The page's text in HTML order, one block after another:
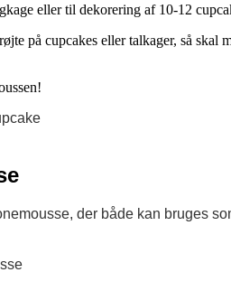
eller til dekorering af 10-12
på cupcakes eller talkager, så
der både kan bruges